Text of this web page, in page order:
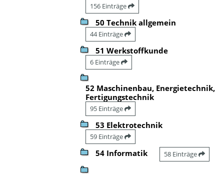
156 Einträge
50 Technik allgemein
44 Einträge
51 Werkstoffkunde
6 Einträge
52 Maschinenbau, Energietechnik,
Fertigungstechnik
95 Einträge
53 Elektrotechnik
59 Einträge
54 Informatik 58 Einträge